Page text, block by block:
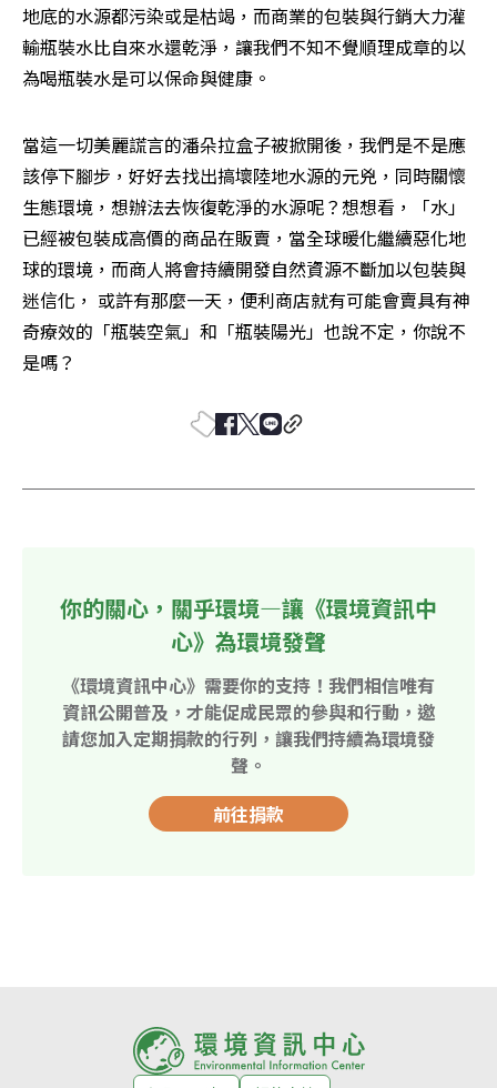
地底的水源都污染或是枯竭，而商業的包裝與行銷大力灌
輸瓶裝水比自來水還乾淨，讓我們不知不覺順理成章的以
為喝瓶裝水是可以保命與健康。
當這一切美麗謊言的潘朵拉盒子被掀開後，我們是不是應
該停下腳步，好好去找出搞壞陸地水源的元兇，同時關懷
生態環境，想辦法去恢復乾淨的水源呢？想想看，「水」
已經被包裝成高價的商品在販賣，當全球暖化繼續惡化地
球的環境，而商人將會持續開發自然資源不斷加以包裝與
迷信化， 或許有那麼一天，便利商店就有可能會賣具有神
奇療效的「瓶裝空氣」和「瓶裝陽光」也說不定，你說不
是嗎？
你的關心，關乎環境—讓《環境資訊中
心》為環境發聲
《環境資訊中心》需要你的支持！我們相信唯有
資訊公開普及，才能促成民眾的參與和行動，邀
請您加入定期捐款的行列，讓我們持續為環境發
聲。
前往捐款